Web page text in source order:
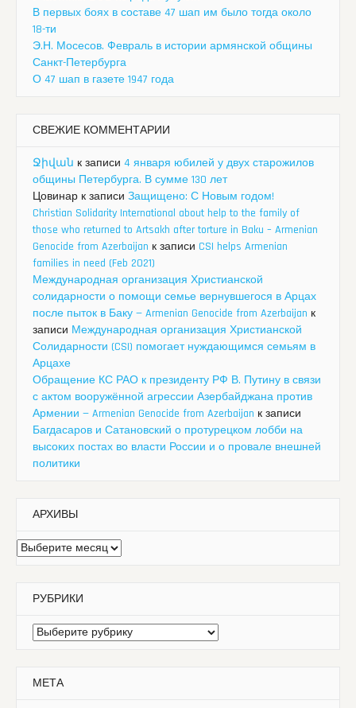
В первых боях в составе 47 шап им было тогда около
18-ти
Э.Н. Мосесов. Февраль в истории армянской общины
Санкт-Петербурга
О 47 шап в газете 1947 года
СВЕЖИЕ КОММЕНТАРИИ
Ջիվան к записи 4 января юбилей у двух старожилов
общины Петербурга. В сумме 130 лет
Цовинар к записи Защищено: С Новым годом!
Christian Solidarity International about help to the family of
those who returned to Artsakh after torture in Baku – Armenian
Genocide from Azerbaijan к записи CSI helps Armenian
families in need (Feb 2021)
Международная организация Христианской
солидарности о помощи семье вернувшегося в Арцах
после пыток в Баку — Armenian Genocide from Azerbaijan к
записи Международная организация Христианской
Солидарности (CSI) помогает нуждающимся семьям в
Арцахе
Обращение КС РАО к президенту РФ В. Путину в связи
с актом вооружённой агрессии Азербайджана против
Армении — Armenian Genocide from Azerbaijan к записи
Багдасаров и Сатановский о протурецком лобби на
высоких постах во власти России и о провале внешней
политики
АРХИВЫ
Архивы
РУБРИКИ
Рубрики
МЕТА